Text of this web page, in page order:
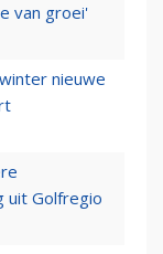
van groei'
nieuwe
uit Golfregio